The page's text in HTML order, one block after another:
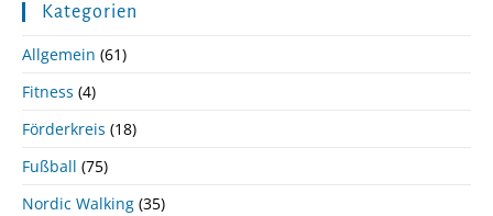
Kategorien
Allgemein (61)
Fitness (4)
Förderkreis (18)
Fußball (75)
Nordic Walking (35)